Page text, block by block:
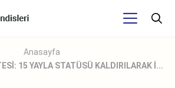
Anasayfa
15 YAYLA STATÜSÜ KALDIRILARAK İ...